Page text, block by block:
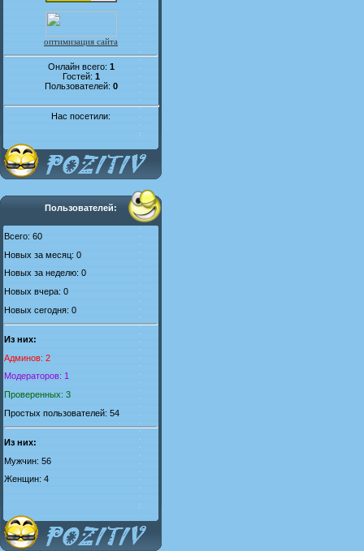
оптимизация сайта
Онлайн всего: 1
Гостей: 1
Пользователей: 0
Нас посетили:
Пользователей:
Всего: 60
Новых за месяц: 0
Новых за неделю: 0
Новых вчера: 0
Новых сегодня: 0
Из них:
Админов: 2
Модераторов: 1
Проверенных: 3
Простых пользователей: 54
Из них:
Мужчин: 56
Женщин: 4